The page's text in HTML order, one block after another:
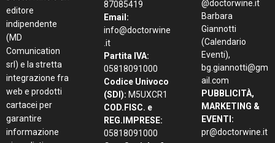
editore
indipendente
(MD
Comunication
srl) e la stretta
integrazione fra
web e prodotti
cartacei per
garantire
informazione
87085419
Email:
info@doctorwine
.it
Partita IVA:
05818091000
Codice Univoco
(SDI): M5UXCR1
COD.FISC. e
REG.IMPRESE:
05818091000
@doctorwine.it
Barbara
Giannotti
(Calendario
Eventi),
bg.giannotti@gm
ail.com
PUBBLICITÀ,
MARKETING &
EVENTI:
pr@doctorwine.it